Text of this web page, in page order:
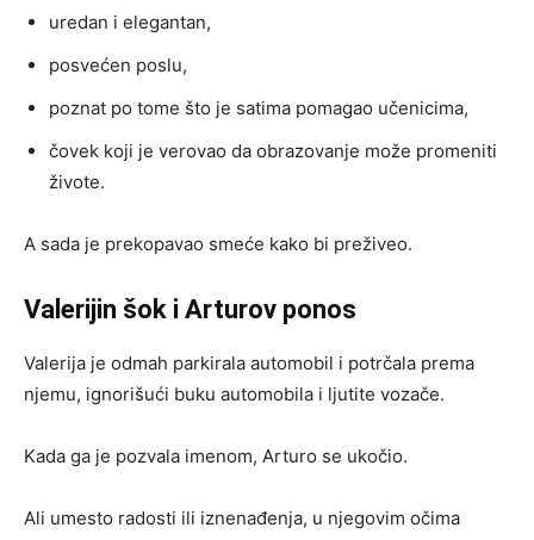
uredan i elegantan,
posvećen poslu,
poznat po tome što je satima pomagao učenicima,
čovek koji je verovao da obrazovanje može promeniti
živote.
A sada je prekopavao smeće kako bi preživeo.
Valerijin šok i Arturov ponos
Valerija je odmah parkirala automobil i potrčala prema
njemu, ignorišući buku automobila i ljutite vozače.
Kada ga je pozvala imenom, Arturo se ukočio.
Ali umesto radosti ili iznenađenja, u njegovim očima